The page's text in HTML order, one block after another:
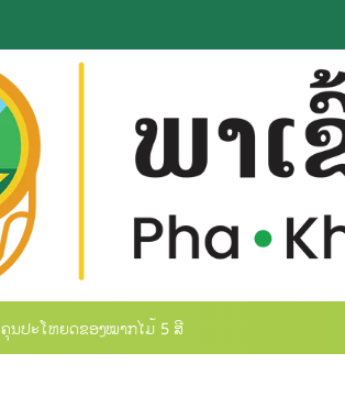
ຄຸນປະໂຫຍດຂອງໝາກໄມ້ 5 ສີ